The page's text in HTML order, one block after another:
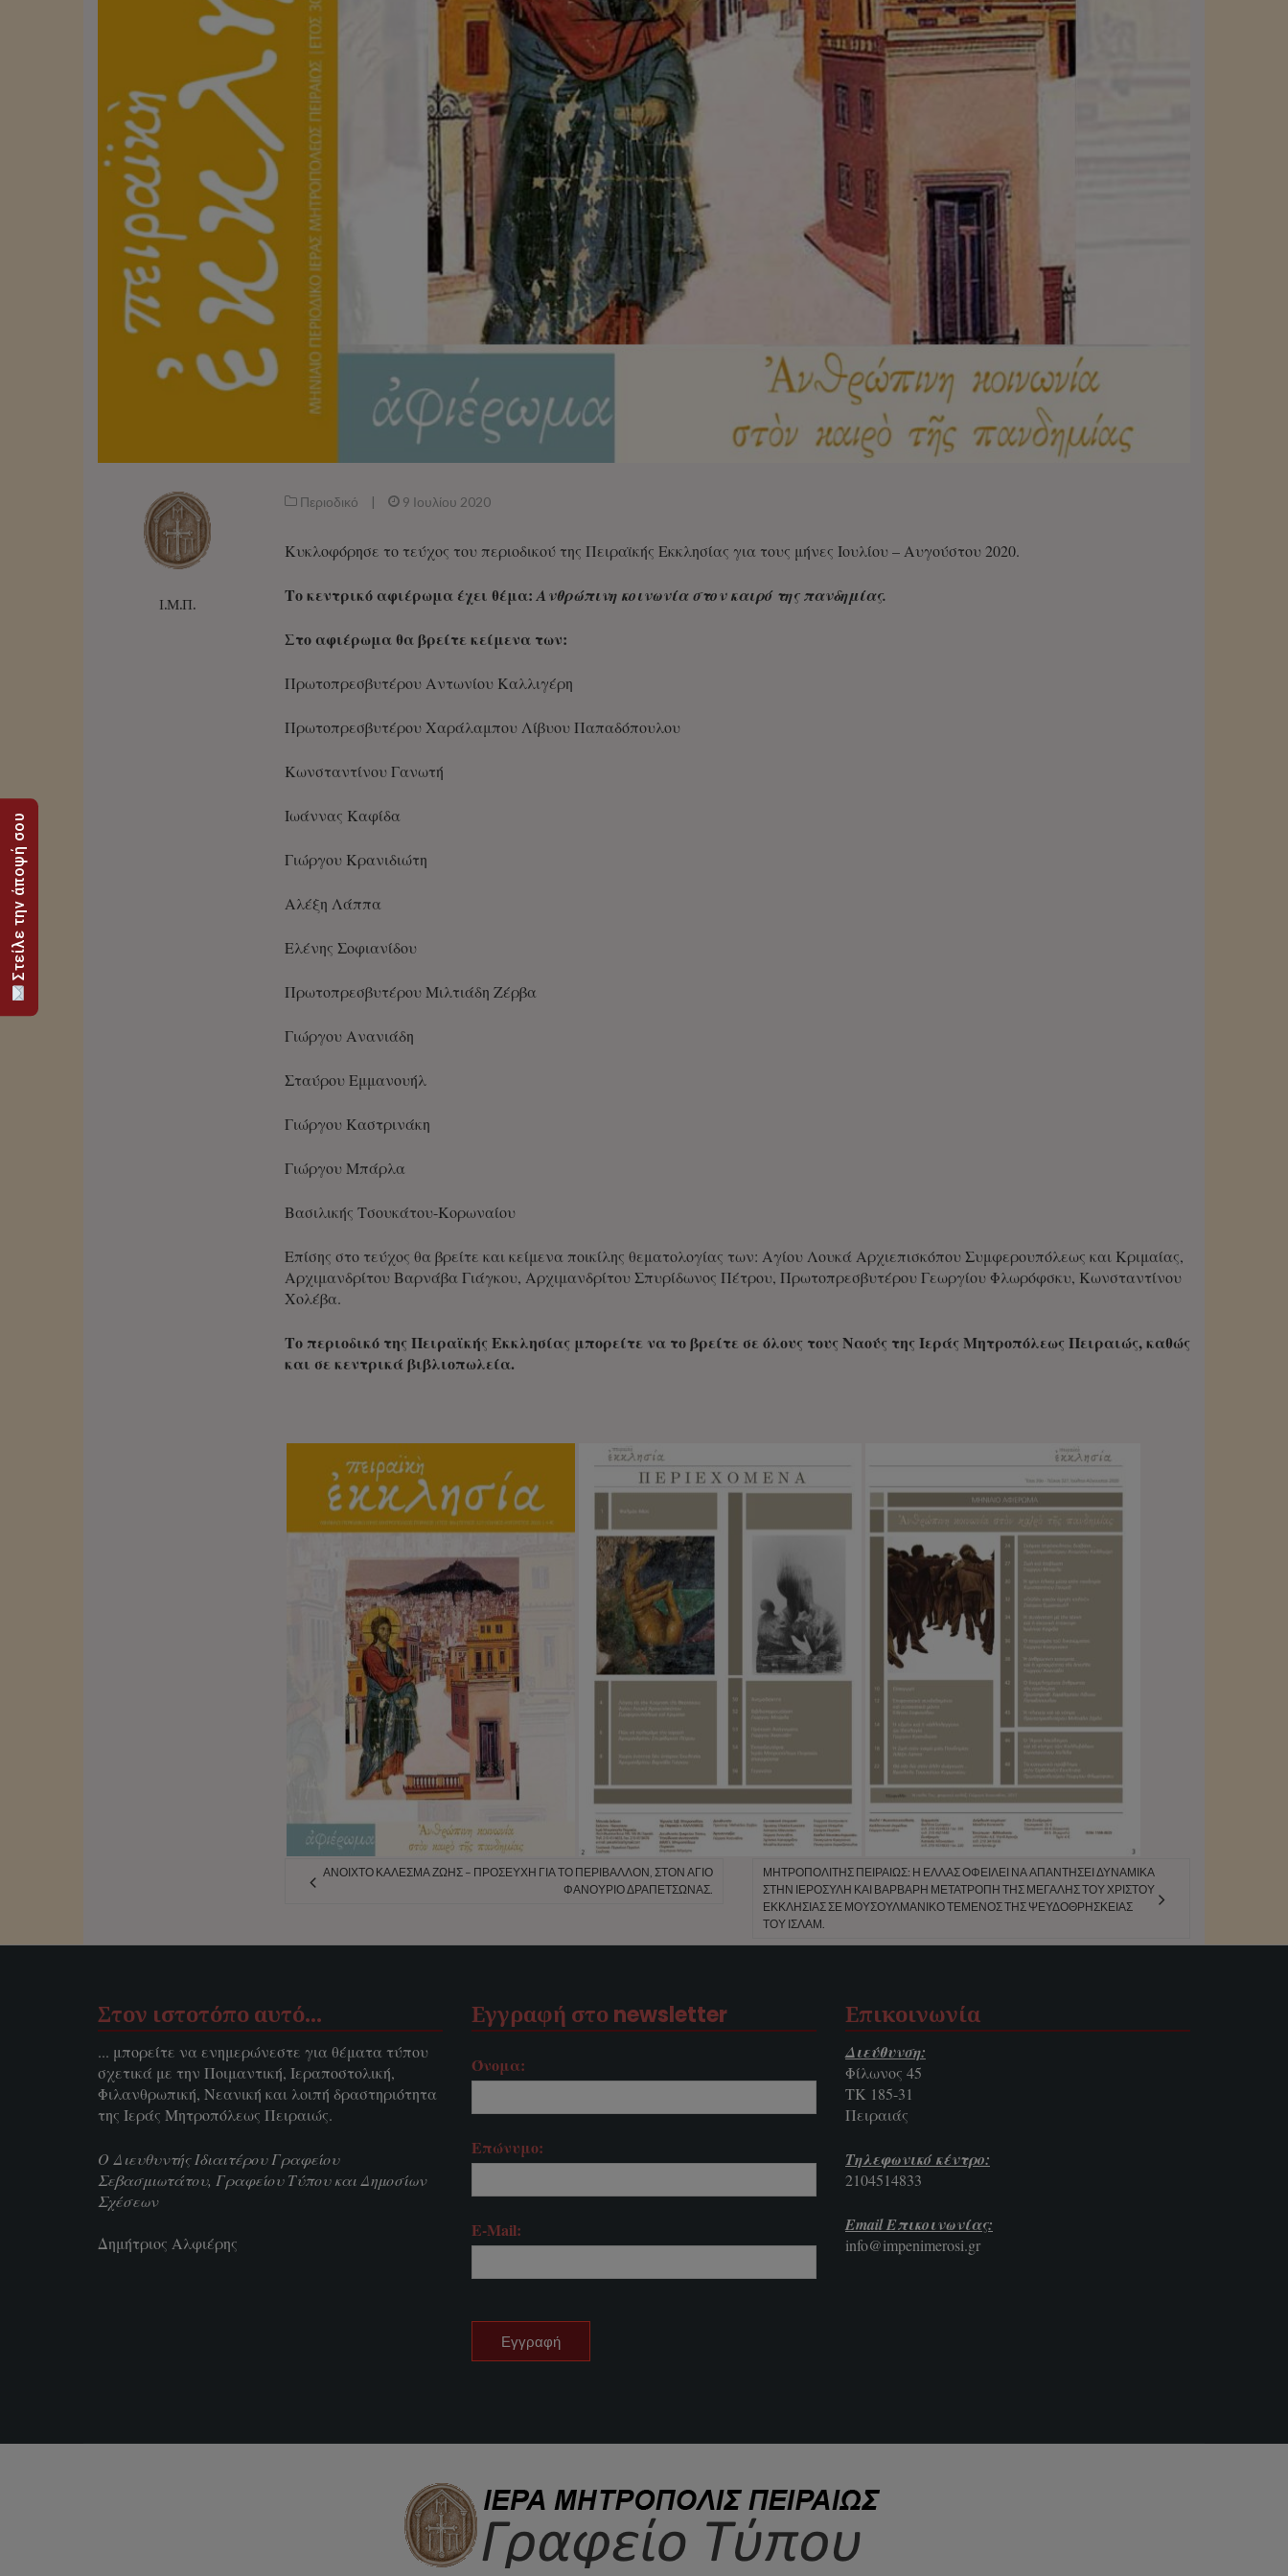
Ι.Μ.Π.
Περιοδικό | 9 Ιουλίου 2020
Κυκλοφόρησε το τεύχος του περιοδικού της Πειραϊκής Εκκλησίας για τους μήνες Ιουλίου – Αυγούστου 2020.
Το κεντρικό αφιέρωμα έχει θέμα:Ανθρώπινη κοινωνία στον καιρό της πανδημίας.
Στο αφιέρωμα θα βρείτε κείμενα των:
Πρωτοπρεσβυτέρου Αντωνίου Καλλιγέρη
Πρωτοπρεσβυτέρου Χαράλαμπου Λίβυου Παπαδόπουλου
Κωνσταντίνου Γανωτή
Ιωάννας Καφίδα
Γιώργου Κρανιδιώτη
Αλέξη Λάππα
Ελένης Σοφιανίδου
Πρωτοπρεσβυτέρου Μιλτιάδη Ζέρβα
Γιώργου Ανανιάδη
Σταύρου Εμμανουήλ
Γιώργου Καστρινάκη
Γιώργου Μπάρλα
Βασιλικής Τσουκάτου-Κορωναίου
Επίσης στο τεύχος θα βρείτε και κείμενα ποικίλης θεματολογίας των: Αγίου Λουκά Αρχιεπισκόπου Συμφερουπόλεως και Κριμαίας,
Αρχιμανδρίτου Βαρνάβα Γιάγκου, Αρχιμανδρίτου Σπυρίδωνος Πέτρου, Πρωτοπρεσβυτέρου Γεωργίου Φλωρόφσκυ, Κωνσταντίνου
Χολέβα.
Το περιοδικό της Πειραϊκής Εκκλησίας μπορείτε να το βρείτε σε όλους τους Ναούς της Ιεράς Μητροπόλεως Πειραιώς, καθώς
και σε κεντρικά βιβλιοπωλεία.
ΑΝΟΙΧΤΌ ΚΆΛΕΣΜΑ ΖΩΉΣ – ΠΡΟΣΕΥΧΉ ΓΙΑ ΤΟ ΠΕΡΙΒΆΛΛΟΝ, ΣΤΟΝ ΆΓΙΟ
ΦΑΝΟΎΡΙΟ ΔΡΑΠΕΤΣΏΝΑΣ.
ΜΗΤΡΟΠΟΛΊΤΗΣ ΠΕΙΡΑΙΏΣ: Ἡ ἙΛΛΆΣ ὈΦΕΊΛΕΙ ΝΆ ἈΠΑΝΤΉΣΕΙ ΔΥΝΑΜΙΚΆ
ΣΤΉΝ ἹΕΡΌΣΥΛΗ ΚΑΊ ΒΆΡΒΑΡΗ ΜΕΤΑΤΡΟΠΉ ΤΗ͂Σ ΜΕΓΆΛΗΣ ΤΟΥ͂ ΧΡΙΣΤΟΥ͂
ἘΚΚΛΗΣΊΑΣ ΣΈ ΜΟΥΣΟΥΛΜΑΝΙΚΌ ΤΈΜΕΝΟΣ ΤΗ͂Σ ΨΕΥΔΟΘΡΗΣΚΕΊΑΣ
ΤΟΥ͂ ἸΣΛΆΜ.
Στον ιστοτόπο αυτό…
... μπορείτε να ενημερώνεστε για θέματα τύπου
σχετικά με την Ποιμαντική, Ιεραποστολική,
Φιλανθρωπική, Νεανική και λοιπή δραστηριότητα
της Ιεράς Μητροπόλεως Πειραιώς.
Ο Διευθυντής Ιδιαιτέρου Γραφείου
Σεβασμιωτάτου, Γραφείου Τύπου και Δημοσίων
Σχέσεων
Δημήτριος Αλφιέρης
Εγγραφή στο newsletter
Όνομα:
Επώνυμο:
E-Mail:
Επικοινωνία
Διεύθυνση:
Φίλωνος 45
ΤΚ 185-31
Πειραιάς
Τηλεφωνικό κέντρο:
2104514833
Email Επικοινωνίας:
info@impenimerosi.gr
Στείλε την άποψή σου